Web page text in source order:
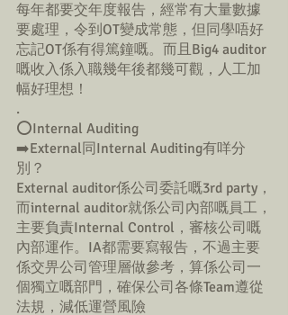
每年都要交年度報告，經常有大量數據
要處理，令到OT變成常態，但同學唔好
忘記OT係有得篤鐘嘅。而且Big4 auditor
嘅收入係入職幾年後都幾可觀，人工加
幅好理想！
.
⭕️Internal Auditing
➡️External同Internal Auditing有咩分
別？
External auditor係公司委託嘅3rd party，
而internal auditor就係公司內部嘅員工，
主要負責Internal Control，審核公司嘅
內部運作。IA都需要寫報告，不過主要
係交畀公司管理層做參考，算係公司一
個獨立嘅部門，確保公司各條Team遵從
法規，減低運營風險